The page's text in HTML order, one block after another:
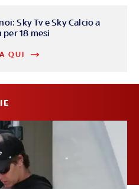
Sky Tv e Sky Calcio a
per 18 mesi
QUI